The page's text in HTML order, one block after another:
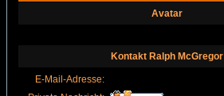
Avatar
Kontakt Ralph McGregor
E-Mail-Adresse: